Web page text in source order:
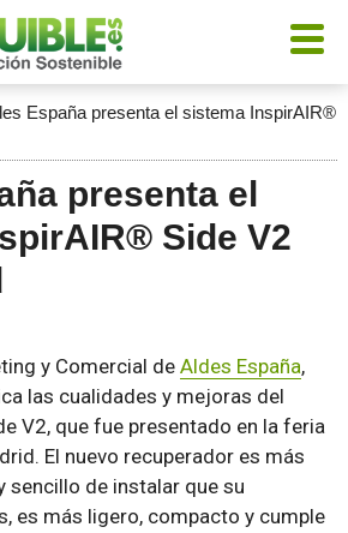
España presenta el sistema InspirAIR®
presenta el
Side V2
y Comercial de Aldes España,
las cualidades y mejoras del
V2, que fue presentado en la feria
El nuevo recuperador es más
sencillo de instalar que su
es más ligero, compacto y cumple